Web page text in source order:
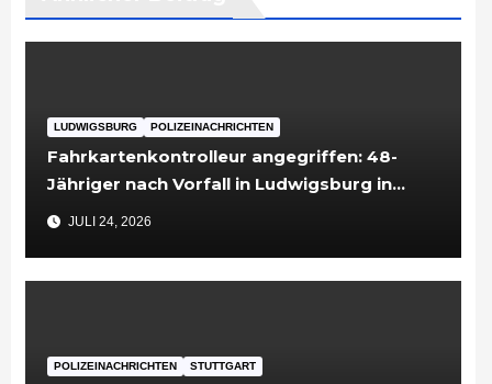
LUDWIGSBURG POLIZEINACHRICHTEN
Fahrkartenkontrolleur angegriffen: 48-
Jähriger nach Vorfall in Ludwigsburg in
Untersuchungshaft
JULI 24, 2026
POLIZEINACHRICHTEN STUTTGART